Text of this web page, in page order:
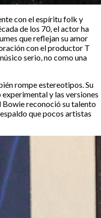
con el espíritu folk y
de los 70, el actor ha
que reflejan su amor
con el productor T
serio, no como una
rompe estereotipos. Su
y las versiones
Bowie reconoció su talento
que pocos artistas